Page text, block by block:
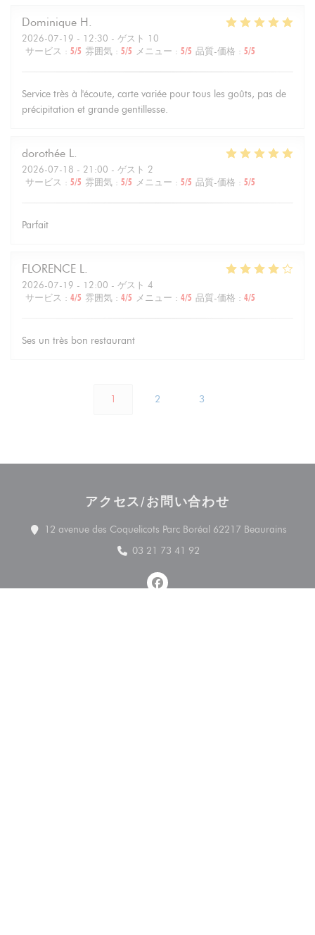
Dominique H
2026-07-19 - 12:30 - ゲスト 10
サービス : 5/5 雰囲気 : 5/5 メニュー : 5/5 品質-価格 : 5/5
Service très à l'écoute, carte variée pour tous les goûts, pas de
précipitation et grande gentillesse.
dorothée L
2026-07-18 - 21:00 - ゲスト 2
サービス : 5/5 雰囲気 : 5/5 メニュー : 5/5 品質-価格 : 5/5
Parfait
FLORENCE L
2026-07-19 - 12:00 - ゲスト 4
サービス : 4/5 雰囲気 : 4/5 メニュー : 4/5 品質-価格 : 4/5
Ses un très bon restaurant
1 2 3
アクセス/お問い合わせ
12 avenue des Coquelicots Parc Boréal 62217 Beaurains
03 21 73 41 92
Facebook ((新しいウィンドウ